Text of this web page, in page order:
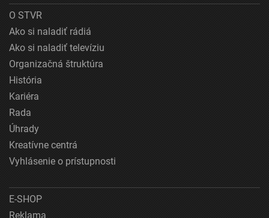
O STVR
Ako si naladiť rádiá
Ako si naladiť televíziu
Organizačná štruktúra
História
Kariéra
Rada
Úhrady
Kreatívne centrá
Vyhlásenie o prístupnosti
E-SHOP
Reklama